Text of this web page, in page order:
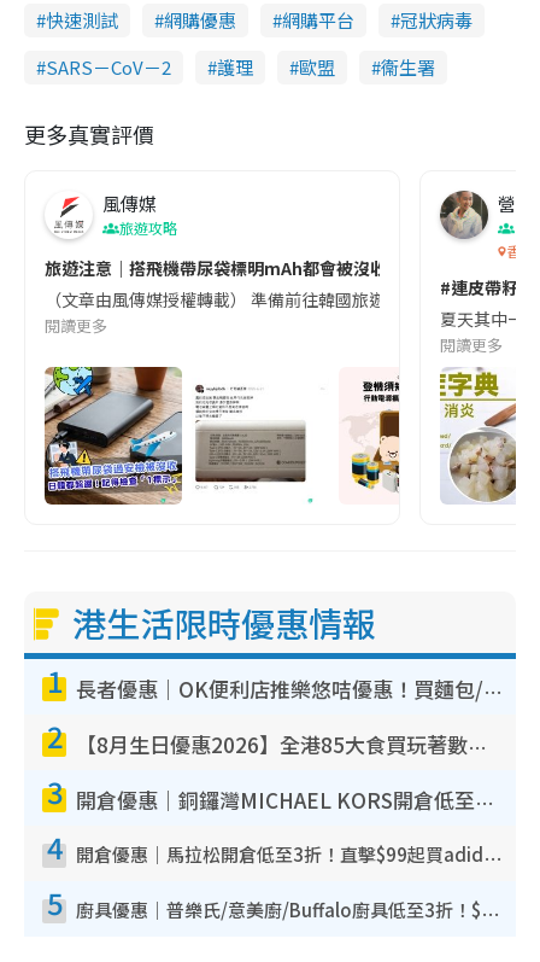
快速測試
網購優惠 網購平台
冠狀病毒
SARS－CoV－2
護理 歐盟 衞生署
更多真實評價
風傳媒
旅遊攻略
旅遊注意｜搭飛機帶尿袋標明mAh都會被沒收😱出發前切記檢查
（文章由風傳媒授權轉載） 準備前往韓國旅遊的民眾，近期要
閱讀更多
營養
香港
#連皮帶籽
夏天其中一
閱讀更多
港生活限時優惠情報
1 長者優惠｜OK便利店推樂悠咭優惠！買麵包/牛奶/保健品拍卡即減
2 【8月生日優惠2026】全港85大食買玩著數攻略 自助餐/火鍋放題同行免費＋誠品/DONKI送現金券
3 開倉優惠｜銅鑼灣MICHAEL KORS開倉低至17折！直擊$500起買手袋/銀包/鞋款 必買經典Jet Set系列
4 開倉優惠｜馬拉松開倉低至3折！直擊$99起買adidas／New Balance／Puma鞋款 STANLEY保溫杯劈價至$119起
5 廚具優惠｜普樂氏/意美廚/Buffalo廚具低至3折！$89起買煎鍋／炒鑊／個人鍋 同場小家電激減至$99起